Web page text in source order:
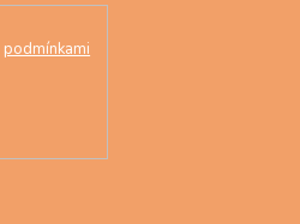
podmínkami